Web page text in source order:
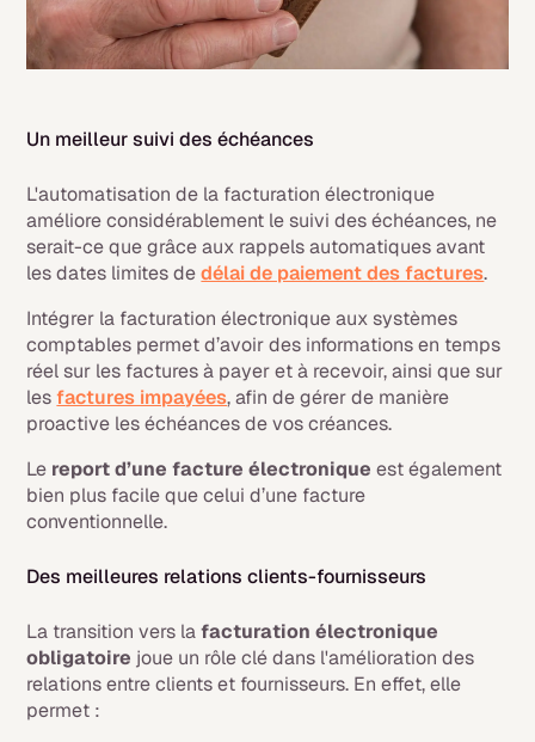
Un meilleur suivi des échéances
L'automatisation de la facturation électronique
améliore considérablement le suivi des échéances, ne
serait-ce que grâce aux rappels automatiques avant
les dates limites dedélai de paiement des factures.
Intégrer la facturation électronique aux systèmes
comptables permet d’avoir des informations en temps
réel sur les factures à payer et à recevoir, ainsi que sur
lesfactures impayées, afin de gérer de manière
proactive les échéances de vos créances.
Le report d’une facture électroniqueest également
bien plus facile que celui d’une facture
conventionnelle.
Des meilleures relations clients-fournisseurs
La transition vers lafacturation électronique
obligatoire joue un rôle clé dans l'amélioration des
relations entre clients et fournisseurs. En effet, elle
permet :